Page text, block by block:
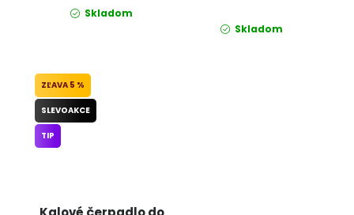
Skladom
Skladom
5 %
SLEVOAKCE
TIP